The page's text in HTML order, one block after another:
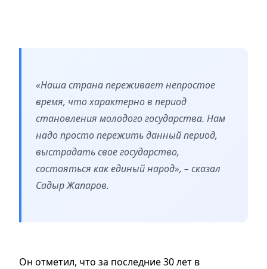
«Наша страна переживает непростое
время, что характерно в период
становления молодого государства. Нам
надо просто пережить данный период,
выстрадать свое государство,
состояться как единый народ», – сказал
Садыр Жапаров.
Он отметил, что за последние 30 лет в